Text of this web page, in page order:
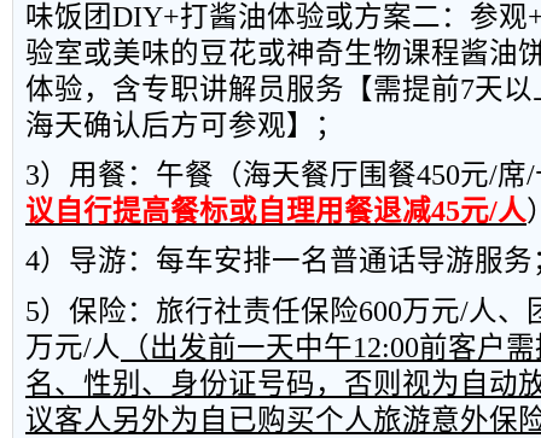
味饭团DIY+打酱油体验或方案二：参观
验室或美味的豆花或神奇生物课程酱油
体验，含专职讲解员服务【需提前7天以
海天确认后方可参观】；
3）用餐：午餐（海天餐厅围餐450元/席/
议自行提高餐标或自理用餐退减45元/人
4）导游：每车安排一名普通话导游服务
5）保险：旅行社责任保险600万元/人、
万元/人 （出发前一天中午12:00前客户
名、性别、身份证号码，否则视为自动
议客人另外为自已购买个人旅游意外保